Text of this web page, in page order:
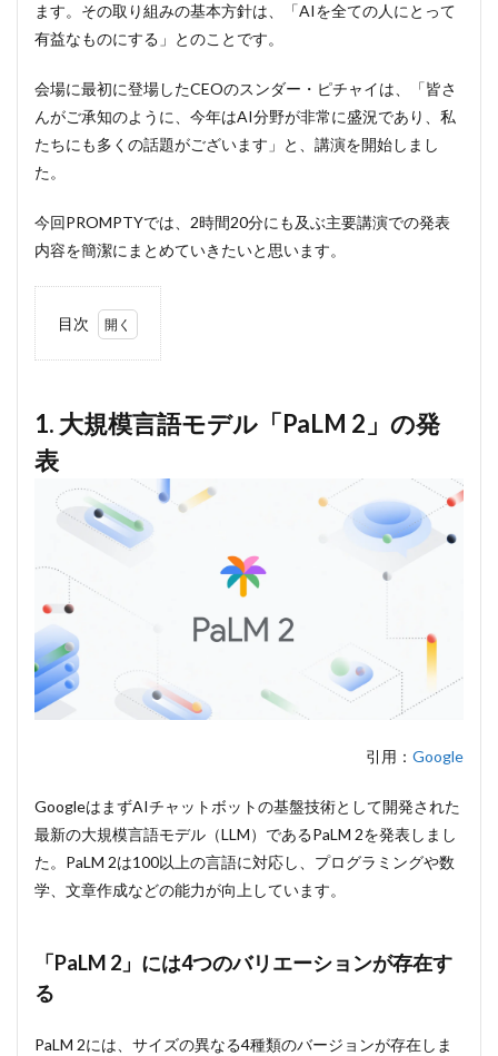
ます。その取り組みの基本方針は、「AIを全ての人にとって
有益なものにする」とのことです。
会場に最初に登場したCEOのスンダー・ピチャイは、「皆さ
んがご承知のように、今年はAI分野が非常に盛況であり、私
たちにも多くの話題がございます」と、講演を開始しまし
た。
今回PROMPTYでは、2時間20分にも及ぶ主要講演での発表
内容を簡潔にまとめていきたいと思います。
目次
デル
「PaLM
2」の
発表
1.1
「PaLM
のバリ
エーシ
ョンが
存在す
る
PaLM
2」も
2
2. AI
が世界
1. 大規模言語モデル「PaLM 2」の発
表
引用： Google
GoogleはまずAIチャットボットの基盤技術として開発された
最新の大規模言語モデル（LLM）であるPaLM 2を発表しまし
た。PaLM 2は100以上の言語に対応し、プログラミングや数
学、文章作成などの能力が向上しています。
「PaLM 2」には4つのバリエーションが存在す
る
PaLM 2には、サイズの異なる4種類のバージョンが存在しま